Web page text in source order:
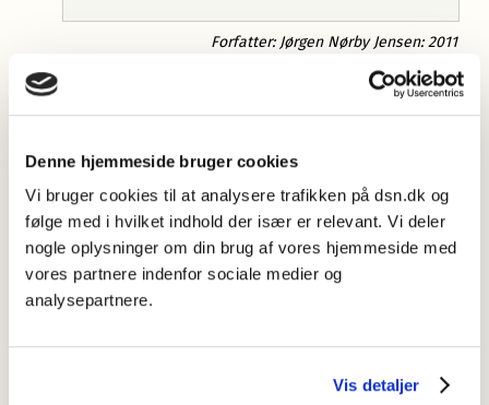
Denne hjemmeside bruger cookies
Vi bruger cookies til at analysere trafikken på dsn.dk og
følge med i hvilket indhold der især er relevant. Vi deler
nogle oplysninger om din brug af vores hjemmeside med
vores partnere indenfor sociale medier og
analysepartnere.
Vis detaljer
Forfatter: Jørgen Nørby Jensen: 2011
Mere information
Nyordslister
Her finder du en oversigt over Sprognævnets nyordslister.
Sprognævnet ser Ex on the Beach
— men ikke kun for drama og drukturenes skyld.
Om Nye ord i dansk
oplysninger artiklerne indeholder, og om redaktionen.